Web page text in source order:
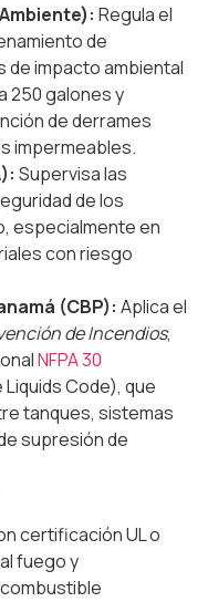
Regula el
de
de impacto ambiental
250 galones y
de derrames
impermeables.
Supervisa las
de los
especialmente en
con riesgo
(CBP): Aplica el
de Incendios,
NFPA 30
Code), que
tanques, sistemas
supresión de
certificación UL o
fuego y